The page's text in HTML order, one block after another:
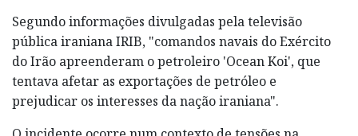
Segundo informações divulgadas pela televisão
pública iraniana IRIB, "comandos navais do Exército
do Irão apreenderam o petroleiro 'Ocean Koi', que
tentava afetar as exportações de petróleo e
prejudicar os interesses da nação iraniana".